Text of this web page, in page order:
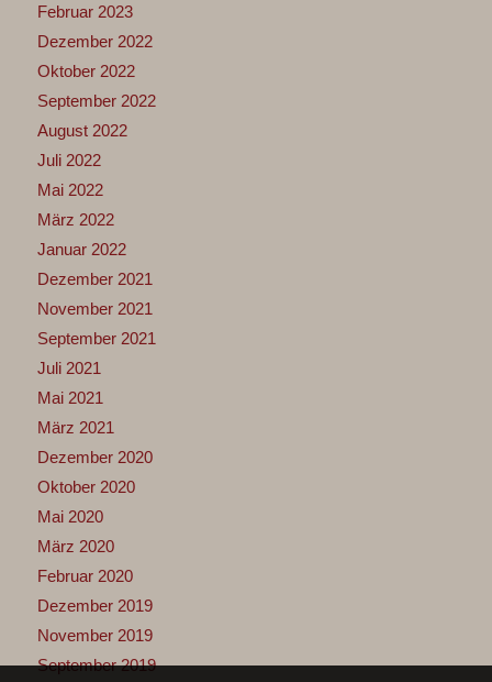
Februar 2023
Dezember 2022
Oktober 2022
September 2022
August 2022
Juli 2022
Mai 2022
März 2022
Januar 2022
Dezember 2021
November 2021
September 2021
Juli 2021
Mai 2021
März 2021
Dezember 2020
Oktober 2020
Mai 2020
März 2020
Februar 2020
Dezember 2019
November 2019
September 2019